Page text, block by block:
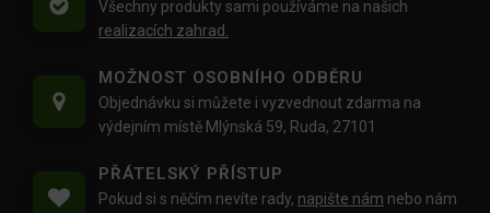
Všechny produkty sami používáme na našich
realizacích zahrad.
MOŽNOST OSOBNÍHO ODBĚRU
Objednávku si můžete i vyzvednout zdarma na
výdejním místě Mlýnská 59, Ruda, 27101
PŘÁTELSKÝ PŘÍSTUP
Pokud si s něčím nevíte rady, napište nám nebo nám